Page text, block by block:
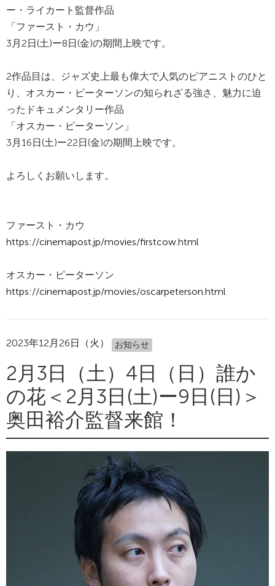
ー・ライカート監督作品
「ファースト・カウ」
3月2日(土)ー8日(金)の期間上映です。
2作品目は、ジャズ史上最も偉大で人気のピアニストのひと
り、オスカー・ピーターソンの知られざる強さ、魅力に迫
ったドキュメンタリー作品
「オスカー・ピーターソン」
3月16日(土)ー22日(金)の期間上映です。
よろしくお願いします。
ファースト・カウ
https://cinemapost.jp/movies/firstcow.html
オスカー・ピーターソン
https://cinemapost.jp/movies/oscarpeterson.html
2023年12月26日（火） お知らせ
2月3日（土）4日（日）誰か
の花＜2月3日(土)ー9日(日)＞
奥田裕介監督来館！